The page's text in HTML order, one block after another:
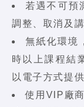
若遇不可預
調整、取消及
無紙化環境
時以上課程結
以電子方式提供
使用VIP廠